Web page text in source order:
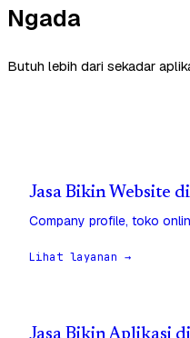
Ngada
Butuh lebih dari sekadar
Jasa Bikin Website
Company profile, toko
Lihat layanan →